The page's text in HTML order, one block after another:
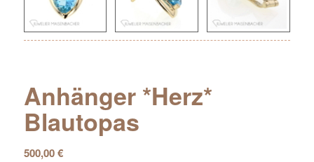
Anhänger *Herz*
Blautopas
500,00€